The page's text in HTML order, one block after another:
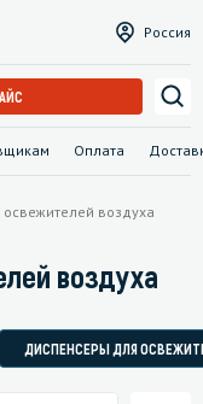
Оплата
Россия
воздуха
воздуха
ДИСПЕНСЕРЫ ДЛЯ